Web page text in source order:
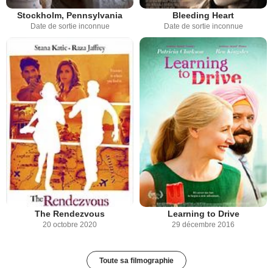
Stockholm, Pennsylvania
Date de sortie inconnue
Bleeding Heart
Date de sortie inconnue
The Rendezvous
20 octobre 2020
Learning to Drive
29 décembre 2016
Toute sa filmographie